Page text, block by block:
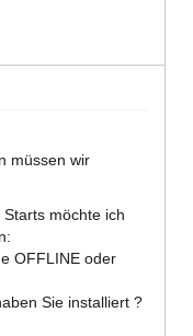
müssen wir
möchte ich
OFFLINE oder
Sie installiert ?